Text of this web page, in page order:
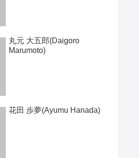
丸元 大五郎(Daigoro
Marumoto)
花田 歩夢(Ayumu Hanada)